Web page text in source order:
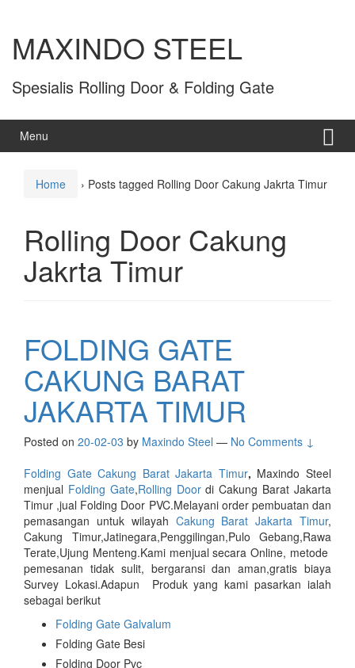
MAXINDO STEEL
Spesialis Rolling Door & Folding Gate
Menu
Home › Posts tagged Rolling Door Cakung Jakrta Timur
Rolling Door Cakung
Jakrta Timur
FOLDING GATE
CAKUNG BARAT
JAKARTA TIMUR
Posted on 20-02-03 by Maxindo Steel — No Comments ↓
Folding Gate Cakung Barat Jakarta Timur, Maxindo Steel
menjual Folding Gate,Rolling Doordi Cakung Barat Jakarta
Timur ,jual Folding Door PVC.Melayani order pembuatan dan
pemasangan untuk wilayah Cakung Barat Jakarta Timur,
Cakung Timur,Jatinegara,Penggilingan,Pulo Gebang,Rawa
Terate,Ujung Menteng.Kami menjual secara Online, metode
pemesanan tidak sulit, bergaransi dan aman,gratis biaya
Survey Lokasi.Adapun Produk yang kami pasarkan ialah
sebagai berikut
Folding Gate Galvalum
Folding Gate Besi
Folding Door Pvc